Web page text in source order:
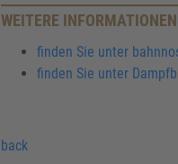
WEITERE
finden Sie unter
finden Sie unter
back